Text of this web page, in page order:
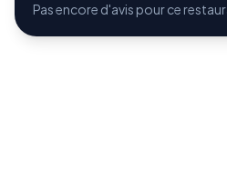
Pas encore d'avis pour ce